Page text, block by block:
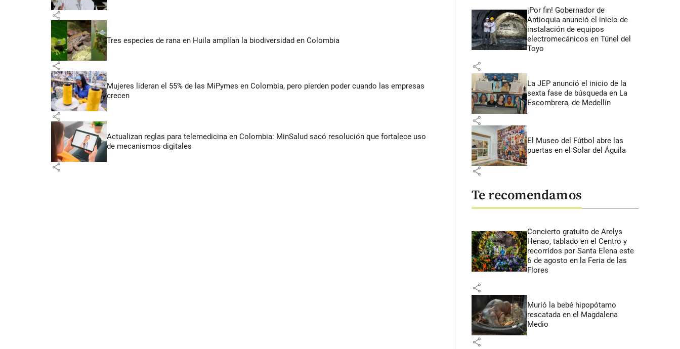
share
Tres especies de rana en Huila amplían la biodiversidad en Colombia
share
Mujeres lideran el 55% de las MiPymes en Colombia, pero pierden poder cuando las empresas
crecen
share
Actualizan reglas para telemedicina en Colombia: MinSalud sacó resolución que fortalece uso
de mecanismos digitales
share
¡Por fin! Gobernador de
Antioquia anunció el inicio de
instalación de equipos
electromecánicos en Túnel del
Toyo
share
La JEP anunció el inicio de la
sexta fase de búsqueda en La
Escombrera, de Medellín
share
El Museo del Fútbol abre las
puertas en el Solar del Águila
share
Te recomendamos
Concierto gratuito de Arelys
Henao, tablado en el Centro y
recorridos por Santa Elena este
6 de agosto en la Feria de las
Flores
share
Murió la bebé hipopótamo
rescatada en el Magdalena
Medio
share